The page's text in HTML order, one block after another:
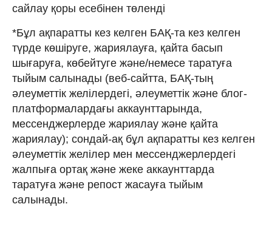
сайлау қоры есебінен төленді
*Бұл ақпаратты кез келген БАҚ-та кез келген
түрде көшіруге, жариялауға, қайта басып
шығаруға, көбейтуге және/немесе таратуға
тыйым салынады (веб-сайтта, БАҚ-тың
әлеуметтік желілердегі, әлеуметтік және блог-
платформалардағы аккаунттарында,
мессенджерлерде жариялау және қайта
жариялау); сондай-ақ бұл ақпаратты кез келген
әлеуметтік желілер мен мессенджерлердегі
жалпыға ортақ және жеке аккаунттарда
таратуға және репост жасауға тыйым
салынады.